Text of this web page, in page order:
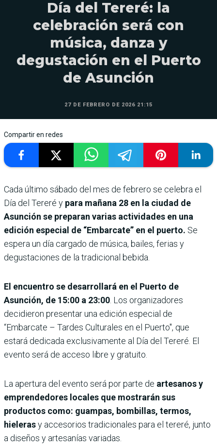
Día del Tereré: la
celebración será con
música, danza y
degustación en el Puerto
de Asunción
27 DE FEBRERO DE 2026 21:15
Compartir en redes
Cada último sábado del mes de febrero se celebra el
Día del Tereré y para mañana 28 en la ciudad de
Asunción se preparan varias actividades en una
edición especial de “Embarcate” en el puerto. Se
espera un día cargado de música, bailes, ferias y
degustaciones de la tradicional bebida.
El encuentro se desarrollará en el Puerto de
Asunción, de 15:00 a 23:00 . Los organizadores
decidieron presentar una edición especial de
“Embarcate – Tardes Culturales en el Puerto", que
estará dedicada exclusivamente al Día del Tereré. El
evento será de acceso libre y gratuito.
La apertura del evento será por parte de artesanos y
emprendedores locales que mostrarán sus
productos como: guampas, bombillas, termos,
hielerasy accesorios tradicionales para el tereré, junto
a diseños y artesanías variadas.